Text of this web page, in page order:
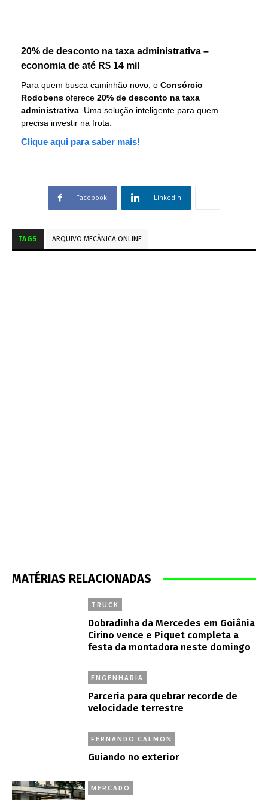
20% de desconto na taxa administrativa –
economia de até R$ 14 mil
Para quem busca caminhão novo, o Consórcio
Rodobens oferece 20% de desconto na taxa
administrativa . Uma solução inteligente para quem
precisa investir na frota.
Clique aqui para saber mais!
Facebook Linkedin
TAGS ARQUIVO MECÂNICA ONLINE
MATÉRIAS RELACIONADAS
TRUCK
Dobradinha da Mercedes em Goiânia
Cirino vence e Piquet completa a
festa da montadora neste domingo
ENGENHARIA
Parceria para quebrar recorde de
velocidade terrestre
FERNANDO CALMON
Guiando no exterior
MERCADO